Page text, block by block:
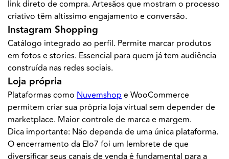
link direto de compra. Artesãos que mostram o processo
criativo têm altíssimo engajamento e conversão.
Instagram Shopping
Catálogo integrado ao perfil. Permite marcar produtos
em fotos e stories. Essencial para quem já tem audiência
construída nas redes sociais.
Loja própria
Plataformas como Nuvemshop e WooCommerce
permitem criar sua própria loja virtual sem depender de
marketplace. Maior controle de marca e margem.
Dica importante: Não dependa de uma única plataforma.
O encerramento da Elo7 foi um lembrete de que
diversificar seus canais de venda é fundamental para a